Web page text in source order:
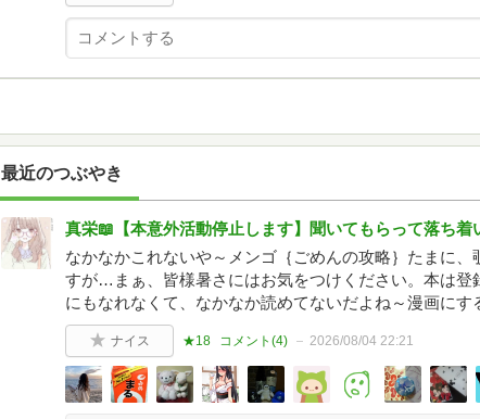
最近のつぶやき
真栄📖【本意外活動停止します】聞いてもらって落ち
なかなかこれないや～メンゴ｛ごめんの攻略｝たまに
すが…まぁ、皆様暑さにはお気をつけください。本は登
にもなれなくて、なかなか読めてないだよね～漫画にす
ナイス ★18 コメント(4) 2026/08/04 22:21